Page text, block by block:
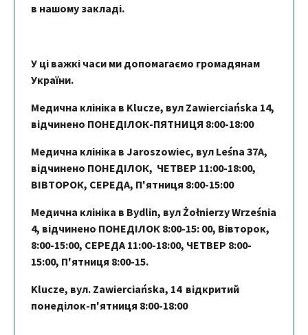
в нашому закладі.
У ці важкі часи ми допомагаємо громадянам
України.
Mедична клініка в Klucze, вул Zawierciańska 14,
відчинено ПОНЕДІЛОК-ПЯТНИЦЯ 8:00-18:00
Mедична клініка в Jaroszowiec, вул Leśna 37А,
відчинено ПОНЕДІЛОК, ЧЕТВЕР 11:00-18:00,
ВІВТОРОК, СЕРЕДА, П'ятниця 8:00-15:00
Mедична клініка в Bydlin, вул Żołnierzy Września
4, відчинено ПОНЕДІЛОК 8:00-15: 00, Вівторок,
8:00-15:00, СЕРЕДА 11:00-18:00, ЧЕТВЕР 8:00-
15:00, П'ятниця 8:00-15.
Klucze, вул. Zawierciańska, 14 відкритий
понеділок-п'ятниця 8:00-18:00